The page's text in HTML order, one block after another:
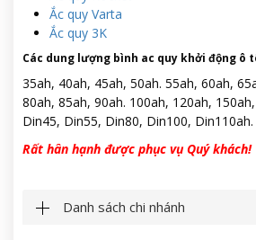
Ắc quy Varta
Ắc quy 3K
Các dung lượng bình ac quy khởi động ô
35ah, 40ah, 45ah, 50ah. 55ah, 60ah,
80ah, 85ah, 90ah. 100ah, 120ah,
Din45, Din55, Din80, Din100,
Rất hân hạnh được phục vụ Quý khách!
Danh sách chi nhánh